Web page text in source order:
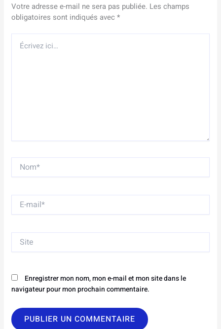
Votre adresse e-mail ne sera pas publiée. Les champs
obligatoires sont indiqués avec*
ici…
Nom*
mail*
Site
Enregistrer mon nom, mon e-mail et mon site dans le
navigateur pour mon prochain commentaire.